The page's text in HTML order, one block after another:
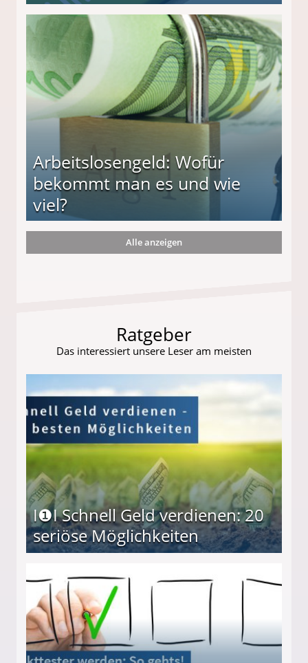
Arbeitslosengeld: Wofür
bekommt man es und wie
viel?
und wie viel?
Alle anzeigen
Ratgeber
Das interessiert unsere Leser am meisten
I❶I Schnell Geld verdienen: 20
seriöse Möglichkeiten